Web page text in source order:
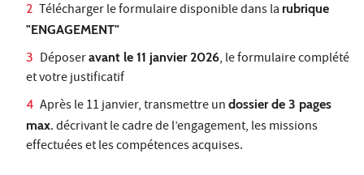
Télécharger le formulaire disponible dans la rubrique
"ENGAGEMENT"
Déposeravant le 11 janvier 2026, le formulaire complété
et votre justificatif
Après le 11 janvier, transmettre un dossier de 3 pages
max. décrivant le cadre de l’engagement, les missions
effectuées et les compétences acquises.